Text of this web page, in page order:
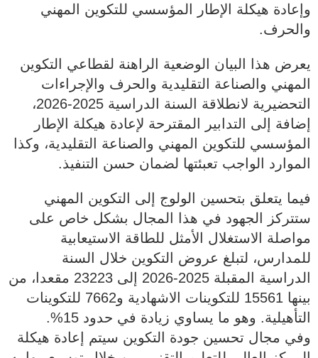
وإعادة هيكلة الإطار المؤسسي للتكوين المهني
والحرف.
يعرض هذا البيان الوضعية الراهنة لقطاعي التكوين
المهني والصناعة التقليدية والحرف والإجراءات
التحضيرية لانطلاقة السنة الدراسية 2025-2026،
إضافة إلى التدابير المقترحة لإعادة هيكلة الإطار
المؤسسي للتكوين المهني والصناعة التقليدية، وكذا
الموارد الواجب تعبئتها لضمان حسن التنفيذ.
فيما يتعلق بتحسين الولوج إلى التكوين المهني
ستتركز الجهود في هذا المجال بشكل خاص على
مواصلة الاستغلال الأمثل للطاقة الاستيعابية
للمدارس، لتبلغ عروض التكوين خلال السنة
الدراسية المقبلة 2025-2026 إلى 23223 مقعدا، من
بينها 15561 للتكوينات الاشهادية و7662 للتكوينات
التأهيلية. وهو ما يساوي زيادة في حدود 15%.
وفي مجال تحسين جودة التكوين سيتم إعادة هيكلة